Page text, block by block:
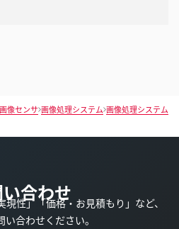
像センサ 画像処理システム 画像処理システム
合わせ
現性」「価格・お見積もり」など、
い合わせください。